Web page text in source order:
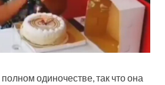
полном одиночестве, так что она